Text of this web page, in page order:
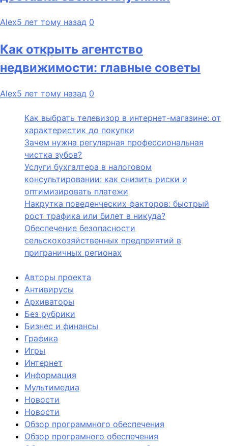
Alex5 лет тому назад 0
Как открыть агентство
недвижимости: главные советы
Alex5 лет тому назад 0
Как выбрать телевизор в интернет-магазине: от
характеристик до покупки
Зачем нужна регулярная профессиональная
чистка зубов?
Услуги бухгалтера в налоговом
консультировании: как снизить риски и
оптимизировать платежи
Накрутка поведенческих факторов: быстрый
рост трафика или билет в никуда?
Обеспечение безопасности
сельскохозяйственных предприятий в
приграничных регионах
Авторы проекта
Антивирусы
Архиваторы
Без рубрики
Бизнес и финансы
Графика
Игры
Интернет
Информация
Мультимедиа
Новости
Новости
Обзор программного обеспечения
Обзор програмного обеспечения